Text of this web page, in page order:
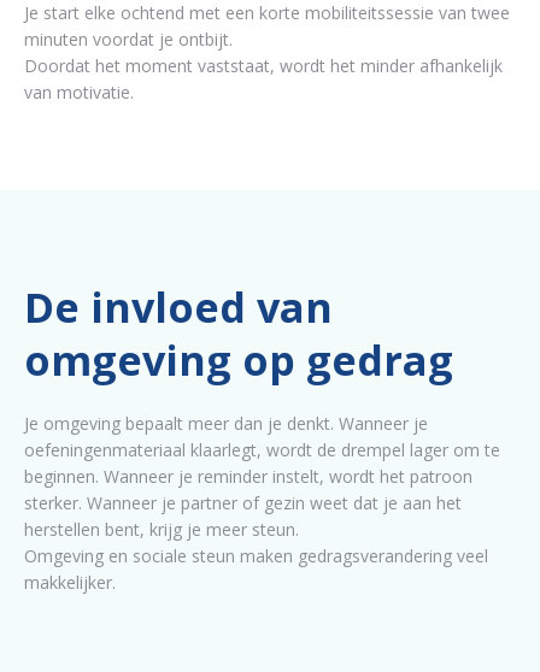
Je start elke ochtend met een korte mobiliteitssessie van twee
minuten voordat je ontbijt.
Doordat het moment vaststaat, wordt het minder afhankelijk
van motivatie.
De invloed van
omgeving op gedrag
Je omgeving bepaalt meer dan je denkt. Wanneer je
oefeningenmateriaal klaarlegt, wordt de drempel lager om te
beginnen. Wanneer je reminder instelt, wordt het patroon
sterker. Wanneer je partner of gezin weet dat je aan het
herstellen bent, krijg je meer steun.
Omgeving en sociale steun maken gedragsverandering veel
makkelijker.